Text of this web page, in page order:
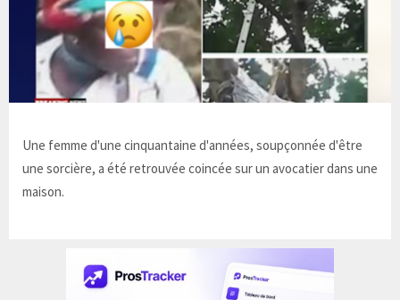
Une femme d'une cinquantaine d'années, soupçonnée d'être
une sorcière, a été retrouvée coincée sur un avocatier dans une
maison.